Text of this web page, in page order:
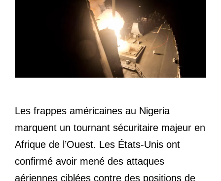
Les frappes américaines au Nigeria
marquent un tournant sécuritaire majeur en
Afrique de l’Ouest. Les États-Unis ont
confirmé avoir mené des attaques
aériennes ciblées contre des positions de